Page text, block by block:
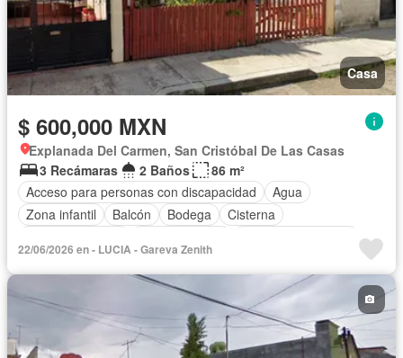
Casa
$ 600,000 MXN
Explanada Del Carmen, San Cristóbal De Las Casas
3 Recámaras
2 Baños
86 m²
Acceso para personas con discapacidad
Agua
Zona infantil
Balcón Bodega
Cisterna
Cuarto de servicio
Electricidad
Gimnasio
Despacho
Seguridad
Televisión por cable Wifi Zonas verdes
22/06/2026 en - LUCIA - Gareva Zenith